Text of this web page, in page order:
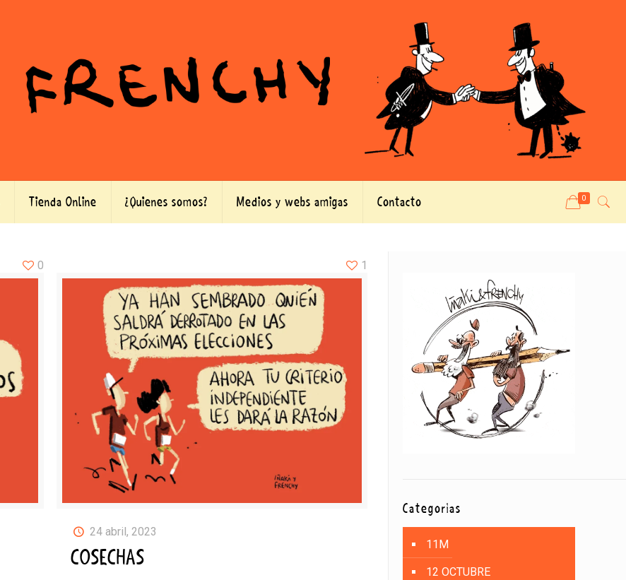
Tienda Online ¿Quienes somos? Medios y webs amigas Contacto 0
0
24 abril, 2023
COSECHAS
1
Categorías
11M
12 OCTUBRE